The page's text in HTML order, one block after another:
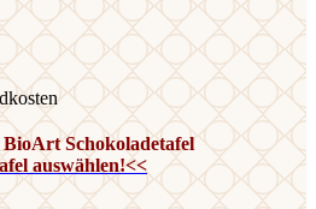
Schokoladetafel
auswählen!<<